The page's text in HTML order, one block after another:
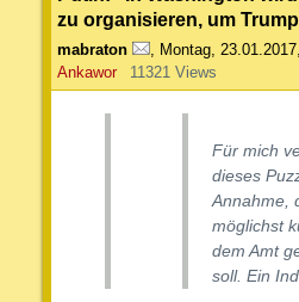
zu organisieren, um
mabraton Montag,
Ankawor
11321 Views
Für mich
dieses
Annahme,
möglichst
dem Amt
soll. Ein